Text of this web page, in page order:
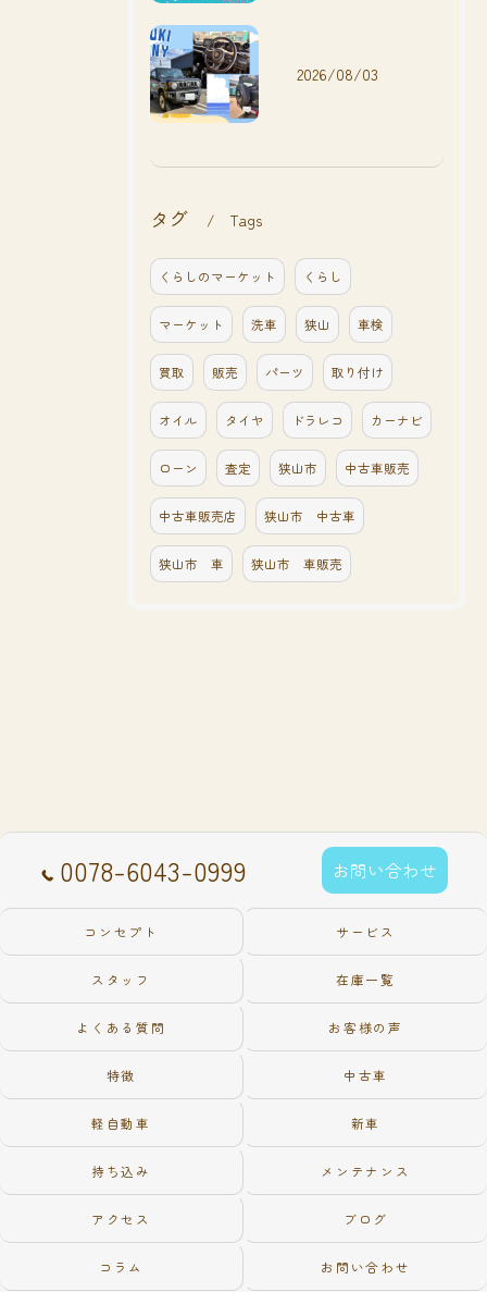
2026/08/03
タグ Tags
くらしのマーケット くらし
マーケット 洗車 狭山 車検
買取 販売 パーツ 取り付け
オイル タイヤ ドラレコ カーナビ
ローン 査定 狭山市 中古車販売
中古車販売店 狭山市 中古車
狭山市 車 狭山市 車販売
0078-6043-0999 お問い合わせ
コンセプト サービス
スタッフ 在庫一覧
よくある質問 お客様の声
特徴 中古車
軽自動車 新車
持ち込み メンテナンス
アクセス ブログ
コラム お問い合わせ